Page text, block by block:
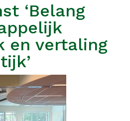
‘Belang
en vertaling